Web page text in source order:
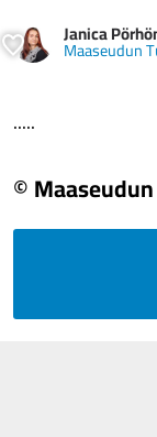
Janica
Maaseudun
.....
©